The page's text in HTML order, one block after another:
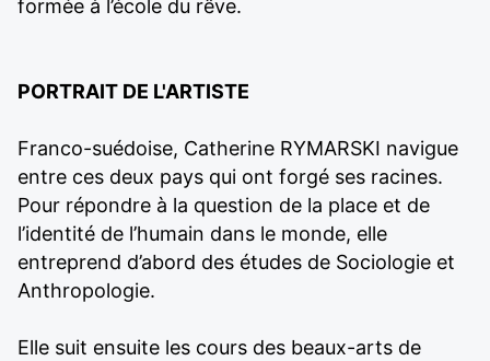
formée à l’école du rêve.
PORTRAIT DE L'ARTISTE
Franco-suédoise, Catherine RYMARSKI navigue
entre ces deux pays qui ont forgé ses racines.
Pour répondre à la question de la place et de
l’identité de l’humain dans le monde, elle
entreprend d’abord des études de Sociologie et
Anthropologie.
Elle suit ensuite les cours des beaux-arts de